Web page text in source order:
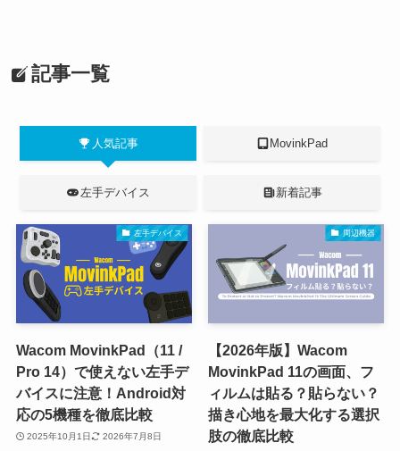
記事一覧
人気記事 MovinkPad
左手デバイス 新着記事
左手デバイス
Wacom MovinkPad（11 /
Pro 14）で使えない左手デ
バイスに注意！Android対
応の5機種を徹底比較
2025年10月1日 2026年7月8日
周辺機器
【2026年版】Wacom
MovinkPad 11の画面、フ
ィルムは貼る？貼らない？
描き心地を最大化する選択
肢の徹底比較